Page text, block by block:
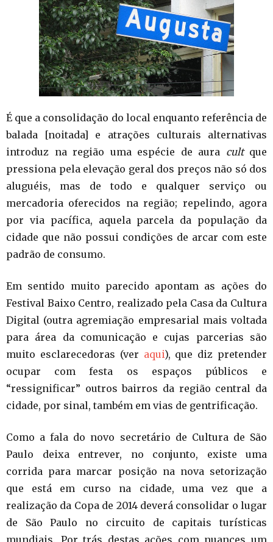
É que a consolidação do local enquanto referência de
balada [noitada] e atrações culturais alternativas
introduz na região uma espécie de aura cultque
pressiona pela elevação geral dos preços não só dos
aluguéis, mas de todo e qualquer serviço ou
mercadoria oferecidos na região; repelindo, agora
por via pacífica, aquela parcela da população da
cidade que não possui condições de arcar com este
padrão de consumo.
Em sentido muito parecido apontam as ações do
Festival Baixo Centro, realizado pela Casa da Cultura
Digital (outra agremiação empresarial mais voltada
para área da comunicação e cujas parcerias são
muito esclarecedoras (ver aqui), que diz pretender
ocupar com festa os espaços públicos e
“ressignificar” outros bairros da região central da
cidade, por sinal, também em vias de gentrificação.
Como a fala do novo secretário de Cultura de São
Paulo deixa entrever, no conjunto, existe uma
corrida para marcar posição na nova setorização
que está em curso na cidade, uma vez que a
realização da Copa de 2014 deverá consolidar o lugar
de São Paulo no circuito de capitais turísticas